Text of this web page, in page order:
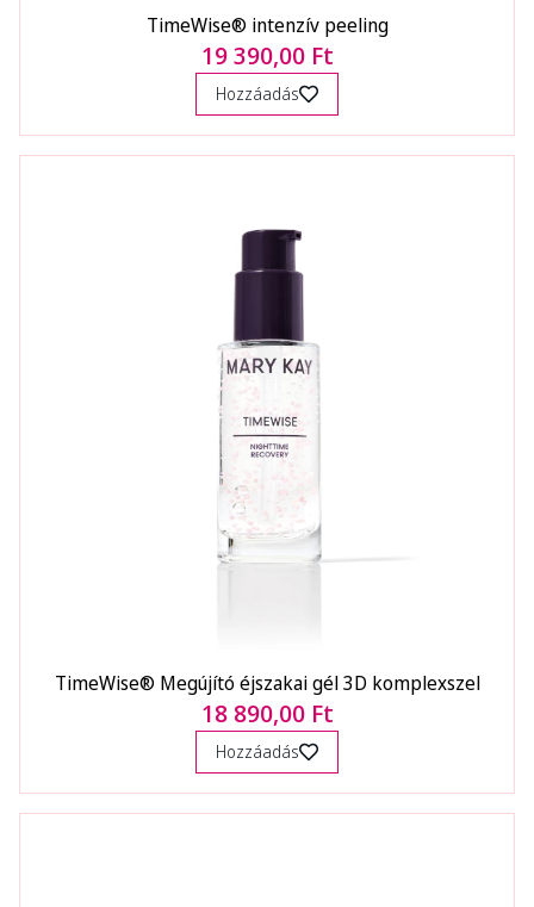
TimeWise® intenzív peeling
19 390,00 Ft
Hozzáadás
TimeWise® Megújító éjszakai gél 3D komplexszel
18 890,00 Ft
Hozzáadás